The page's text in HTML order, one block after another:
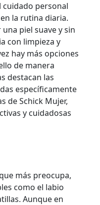
cuidado personal
la rutina diaria.
piel suave y sin
con limpieza y
hay más opciones
de manera
destacan las
específicamente
de Schick Mujer,
y cuidadosas
más preocupa,
como el labio
Aunque en